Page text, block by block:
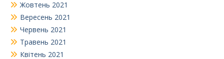
Жовтень 2021
Вересень 2021
Червень 2021
Травень 2021
Квітень 2021